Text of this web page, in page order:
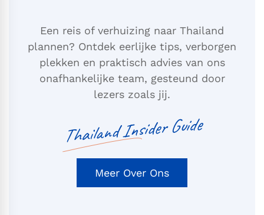
Een reis of verhuizing naar Thailand
plannen? Ontdek eerlijke tips, verborgen
plekken en praktisch advies van ons
onafhankelijke team, gesteund door
lezers zoals jij.
Thailand Insider Guide
Meer Over Ons